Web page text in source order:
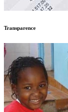
Transparence